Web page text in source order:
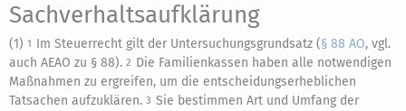
Sachverhaltsaufklärung
(1) 1 Im Steuerrecht gilt der Untersuchungsgrundsatz (§ 88 AO, vgl.
auch AEAO zu § 88). 2 Die Familienkassen haben alle notwendigen
Maßnahmen zu ergreifen, um die entscheidungserheblichen
Tatsachen aufzuklären. 3 Sie bestimmen Art und Umfang der